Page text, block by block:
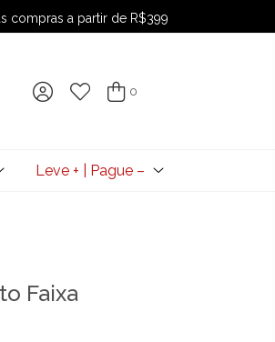
compras a partir de R$399
compras a partir de R$399
0
Leve + | Pague –
Faixa